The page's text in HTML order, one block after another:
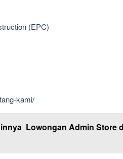
(EPC)
kami/
Lowongan Admin Store